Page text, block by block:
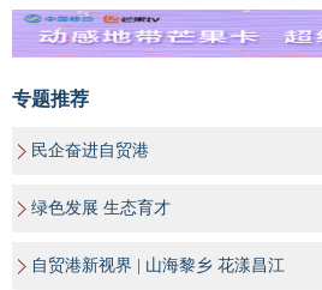
专题推荐
民企奋进自贸港
绿色发展 生态育才
自贸港新视界 | 山海黎乡 花漾昌江